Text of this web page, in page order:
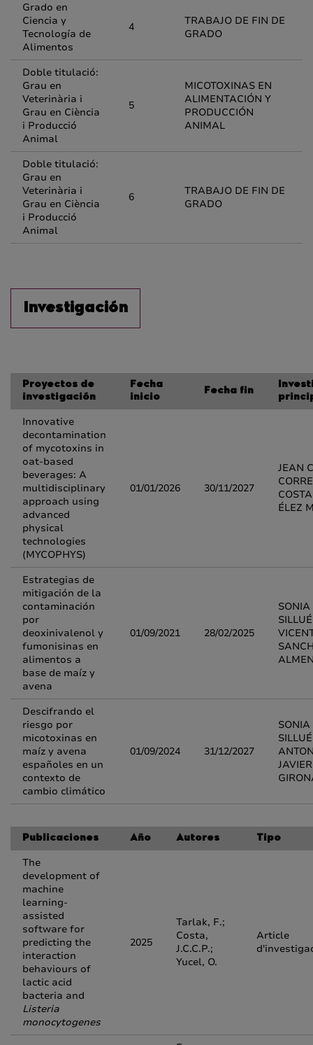
Grado en
Ciencia y
Tecnología de
Alimentos
4
TRABAJO DE FIN DE
GRADO
Doble titulació:
Grau en
Veterinària i
Grau en Ciència
i Producció
Animal
5
MICOTOXINAS EN
ALIMENTACIÓN Y
PRODUCCIÓN
ANIMAL
Doble titulació:
Grau en
Veterinària i
Grau en Ciència
i Producció
Animal
6
TRABAJO DE FIN DE
GRADO
Investigación
Proyectos de
investigación
Fecha
inicio
Fecha fin
Innovative
decontamination
of mycotoxins in
oat-based
beverages: A
multidisciplinary
approach using
advanced
physical
technologies
(MYCOPHYS)
01/01/2026 30/11/2027
JEAN
ÉLEZ
Estrategias de
mitigación de la
contaminación
por
deoxinivalenol y
fumonisinas en
alimentos a
base de maíz y
avena
01/09/2021 28/02/2025
Descifrando el
riesgo por
micotoxinas en
maíz y avena
españoles en un
contexto de
cambio climático
01/09/2024 31/12/2027
Publicaciones Año Autores Tipo
The
development of
machine
learning-
assisted
software for
predicting the
interaction
behaviours of
lactic acid
bacteria and
Listeria
monocytogenes
2025
Tarlak, F.;
Costa,
J.C.C.P.;
Yucel, O.
Article